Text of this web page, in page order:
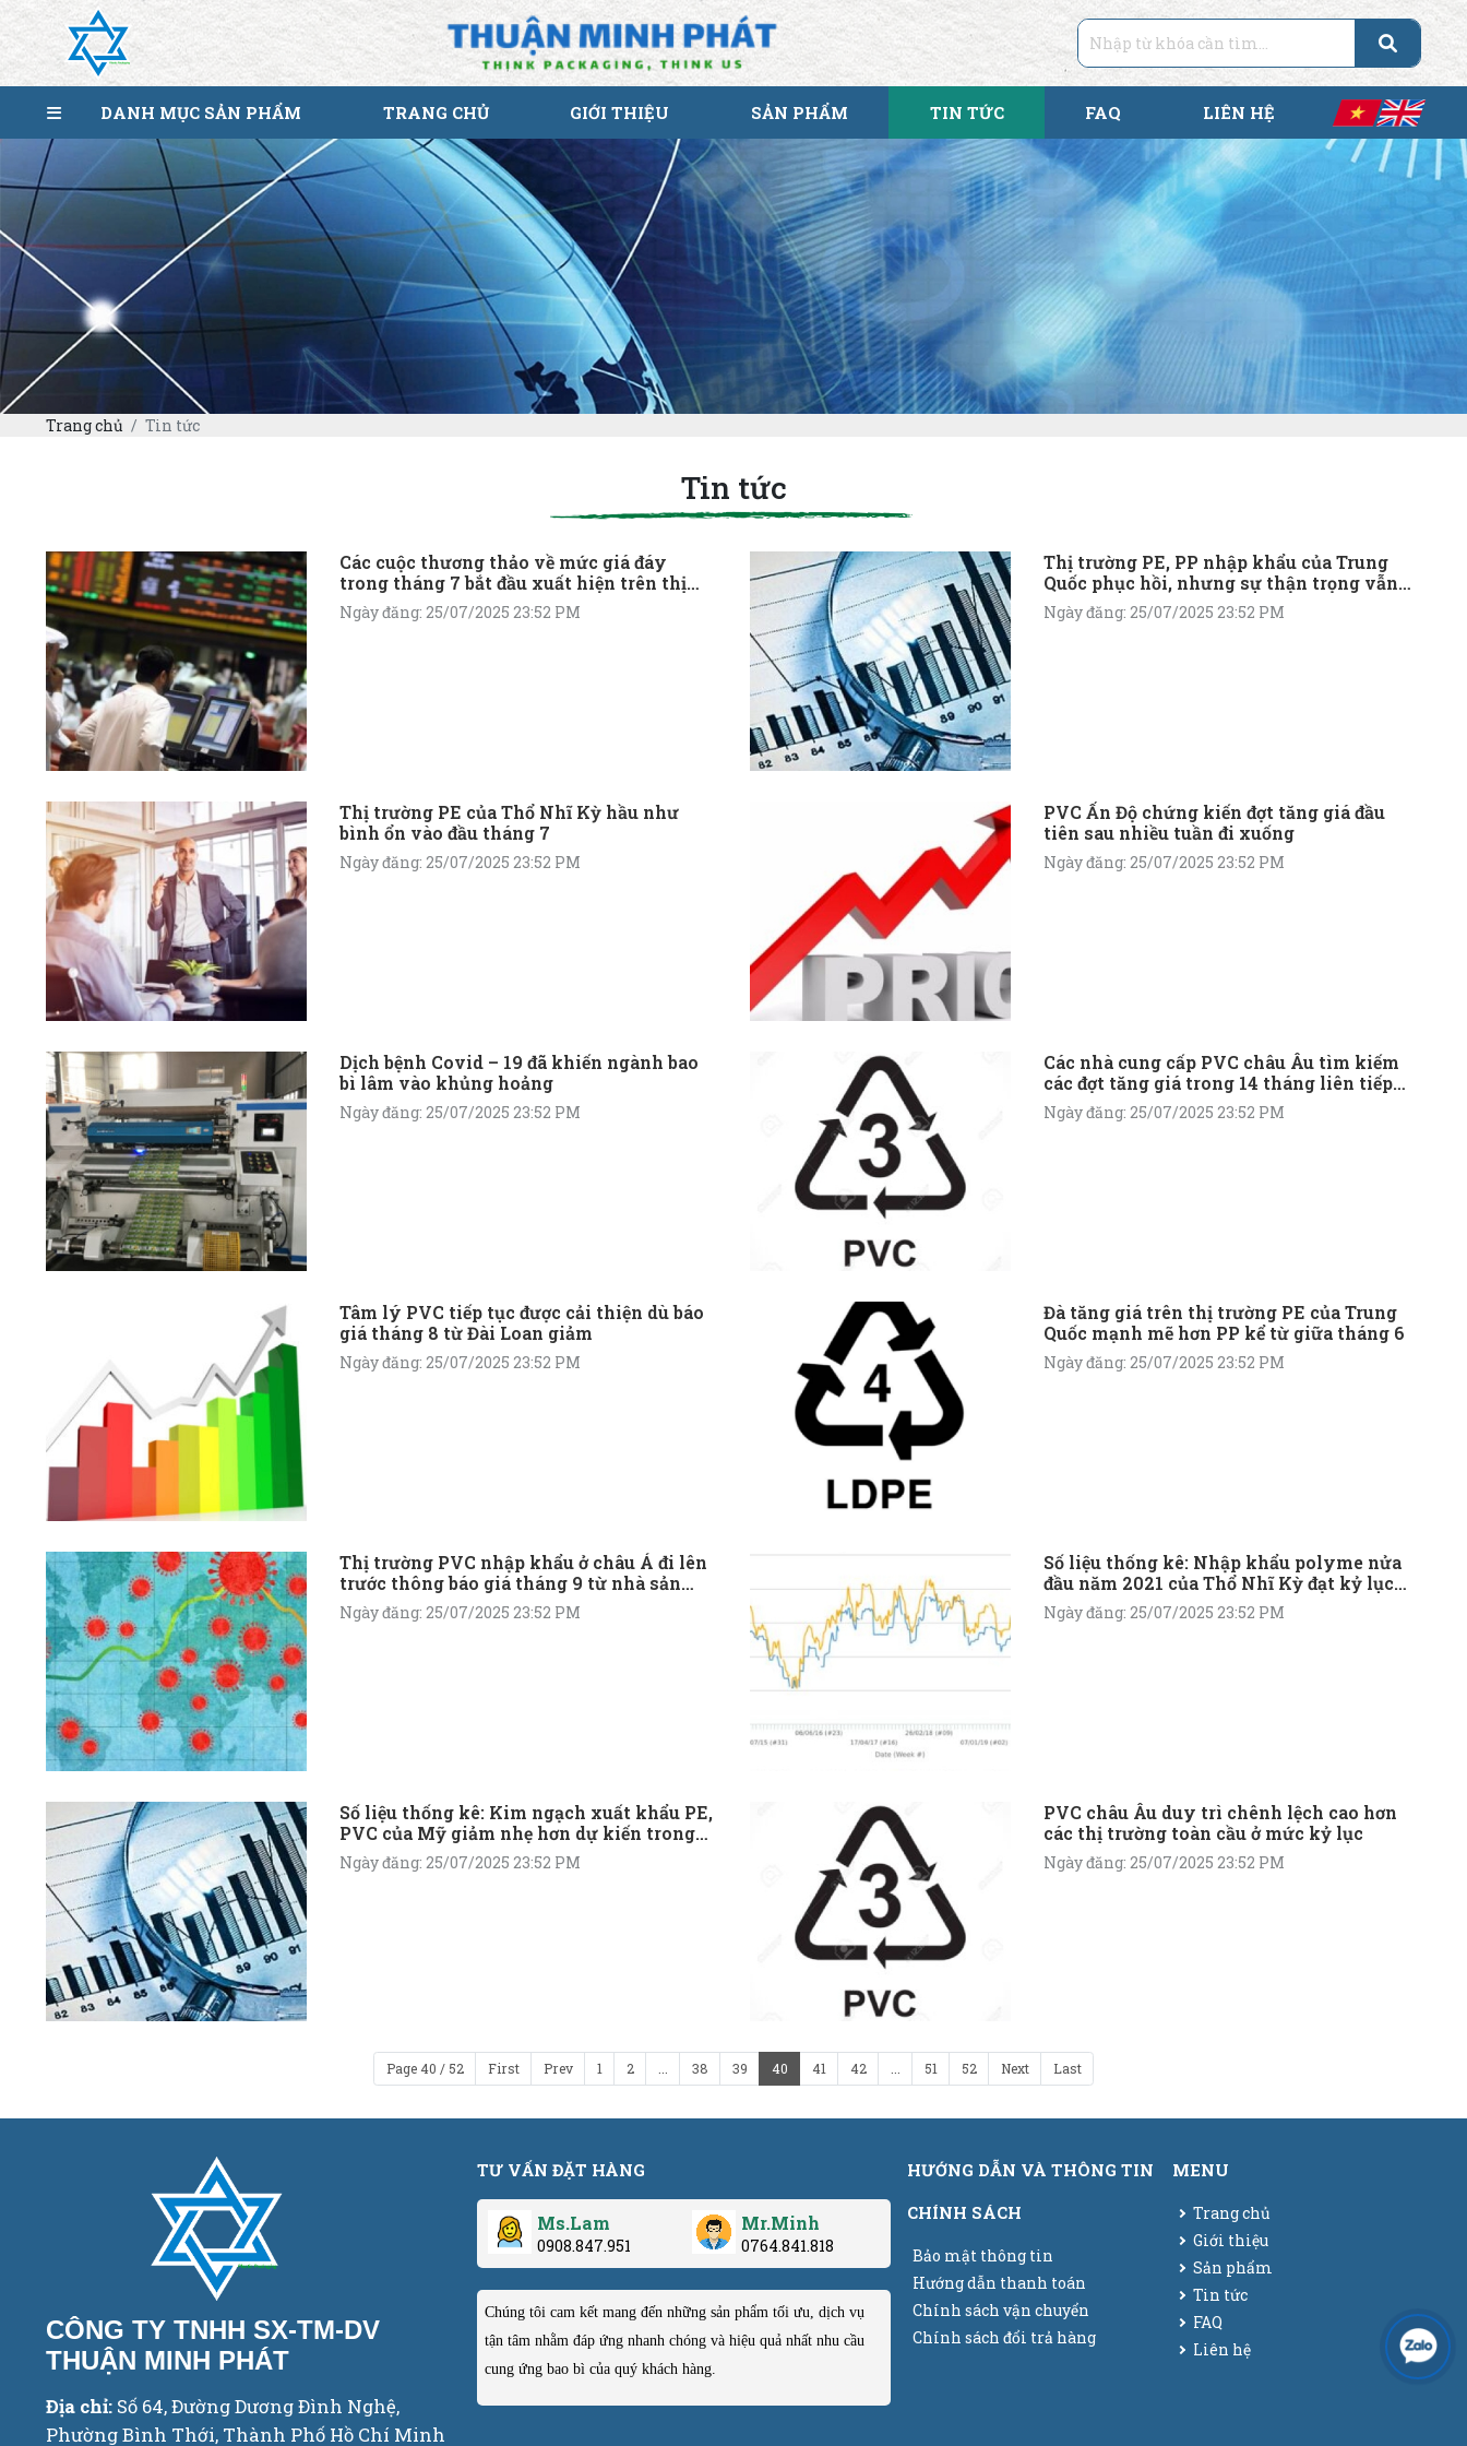
DANH MỤC SẢN PHẨM TRANG CHỦ GIỚI THIỆU SẢN PHẨM TIN TỨC FAQ LIÊN HỆ
Trang chủ Tin tức
Tin tức
Các cuộc thương thảo về mức giá đáy
trong tháng 7 bắt đầu xuất hiện trên thị
trường PVC của Ấn Độ sau 3 tháng giảm
giá
Ngày đăng: 25/07/2025 23:52 PM
Thị trường PE, PP nhập khẩu của Trung
Quốc phục hồi, nhưng sự thận trọng vẫn
được duy trì
Ngày đăng: 25/07/2025 23:52 PM
Thị trường PE của Thổ Nhĩ Kỳ hầu như
bình ổn vào đầu tháng 7
Ngày đăng: 25/07/2025 23:52 PM
PVC Ấn Độ chứng kiến đợt tăng giá đầu
tiên sau nhiều tuần đi xuống
Ngày đăng: 25/07/2025 23:52 PM
Dịch bệnh Covid – 19 đã khiến ngành bao
bì lâm vào khủng hoảng
Ngày đăng: 25/07/2025 23:52 PM
Các nhà cung cấp PVC châu Âu tìm kiếm
các đợt tăng giá trong 14 tháng liên tiếp
vào tháng 7
Ngày đăng: 25/07/2025 23:52 PM
Tâm lý PVC tiếp tục được cải thiện dù báo
giá tháng 8 từ Đài Loan giảm
Ngày đăng: 25/07/2025 23:52 PM
Đà tăng giá trên thị trường PE của Trung
Quốc mạnh mẽ hơn PP kể từ giữa tháng 6
Ngày đăng: 25/07/2025 23:52 PM
Thị trường PVC nhập khẩu ở châu Á đi lên
trước thông báo giá tháng 9 từ nhà sản
xuất lớn của Đài Loan
Ngày đăng: 25/07/2025 23:52 PM
Số liệu thống kê: Nhập khẩu polyme nửa
đầu năm 2021 của Thổ Nhĩ Kỳ đạt kỷ lục
mới
Ngày đăng: 25/07/2025 23:52 PM
Số liệu thống kê: Kim ngạch xuất khẩu PE,
PVC của Mỹ giảm nhẹ hơn dự kiến trong
nửa đầu năm 2021
Ngày đăng: 25/07/2025 23:52 PM
PVC châu Âu duy trì chênh lệch cao hơn
các thị trường toàn cầu ở mức kỷ lục
Ngày đăng: 25/07/2025 23:52 PM
Page 40 / 52 First Prev 1 2 ... 38 39 40 41 42 ... 51 52 Next Last
CÔNG TY TNHH SX-TM-DV
THUẬN MINH PHÁT
Địa chỉ: Số 64, Đường Dương Đình Nghệ,
Phường Bình Thới, Thành Phố Hồ Chí Minh
TƯ VẤN ĐẶT HÀNG
Ms.Lam
0908.847.951
Mr.Minh
0764.841.818
Chúng tôi cam kết mang đến những sản phẩm tối ưu, dịch vụ
tận tâm nhằm đáp ứng nhanh chóng và hiệu quả nhất nhu cầu
cung ứng bao bì của quý khách hàng.
HƯỚNG DẪN VÀ THÔNG TIN
CHÍNH SÁCH
Bảo mật thông tin
Hướng dẫn thanh toán
Chính sách vận chuyển
Chính sách đổi trả hàng
MENU
Trang chủ
Giới thiệu
Sản phẩm
Tin tức
FAQ
Liên hệ